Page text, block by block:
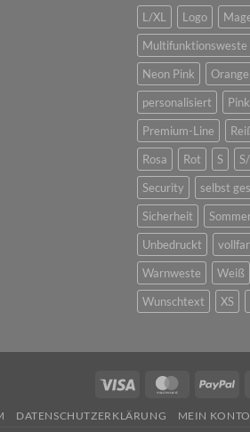
L/XL
Logo
Multifunktionsweste
Neon Pink
Orange
personalisiert
Pink
Premium-Line
Rosa
Rot S
Security
selbst
Sicherheit
Unbedruckt
Warnweste
Weiß
Wunschtext
XS
Visa MasterCard
DATENSCHUTZERKLÄRUNG MEIN KONTO